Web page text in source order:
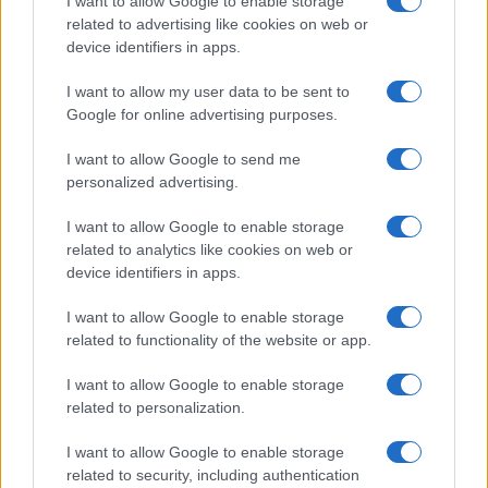
related to advertising like cookies on web or
device identifiers in apps.
I want to allow my user data to be sent to
Google for online advertising purposes.
I want to allow Google to send me
personalized advertising.
I want to allow Google to enable storage
related to analytics like cookies on web or
device identifiers in apps.
I want to allow Google to enable storage
related to functionality of the website or app.
I want to allow Google to enable storage
related to personalization.
I want to allow Google to enable storage
related to security, including authentication
ΚΟΣΜΟΣ
βαρύς λογαριασμός που στέλνει στις ΗΠΑ
9/08/2026 - 10:58πμ
ΕΛΛΑΔΑ
Η χώρα σε «πυριτιδαποθήκη» για τρεις ημέρες: